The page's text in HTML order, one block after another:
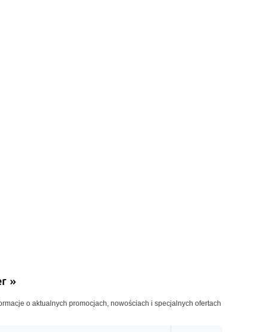
»
o aktualnych promocjach, nowościach i specjalnych ofertach